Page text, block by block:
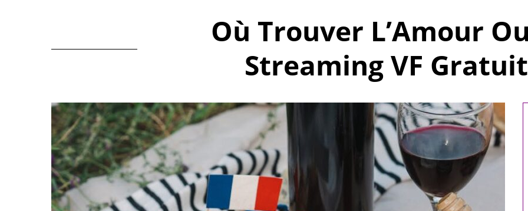
Où Trouver L’Amour
Streaming VF